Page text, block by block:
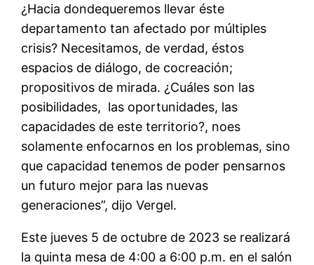
¿Hacia dondequeremos llevar éste
departamento tan afectado por múltiples
crisis? Necesitamos, de verdad, éstos
espacios de diálogo, de cocreación;
propositivos de mirada. ¿Cuáles son las
posibilidades, las oportunidades, las
capacidades de este territorio?, noes
solamente enfocarnos en los problemas, sino
que capacidad tenemos de poder pensarnos
un futuro mejor para las nuevas
generaciones”, dijo Vergel.
Este jueves 5 de octubre de 2023 se realizará
la quinta mesa de 4:00 a 6:00 p.m. en el salón